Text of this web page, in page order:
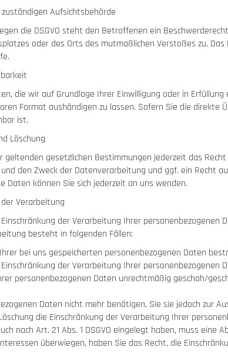
Aufsichtsbehörde
die DSGVO steht den Betroffenen ein
oder des Orts des mutmaßlichen Verstoßes zu.
die wir auf Grundlage Ihrer Einwilligung oder in
Format aushändigen zu lassen. Sofern Sie die
ist.
Löschung
geltenden gesetzlichen Bestimmungen jederzeit das
den Zweck der Datenverarbeitung und ggf. ein Recht
Daten können Sie sich jederzeit an uns wenden.
Verarbeitung
der Verarbeitung Ihrer
besteht in folgenden Fällen:
bei uns gespeicherten personenbezogenen Daten
der Verarbeitung Ihrer personenbezogenen
personenbezogenen Daten unrechtmäßig geschah/
Daten nicht mehr benötigen, Sie sie jedoch zur
die Einschränkung der Verarbeitung Ihrer
nach Art. 21 Abs. 1 DSGVO eingelegt haben, muss
überwiegen, haben Sie das Recht, die